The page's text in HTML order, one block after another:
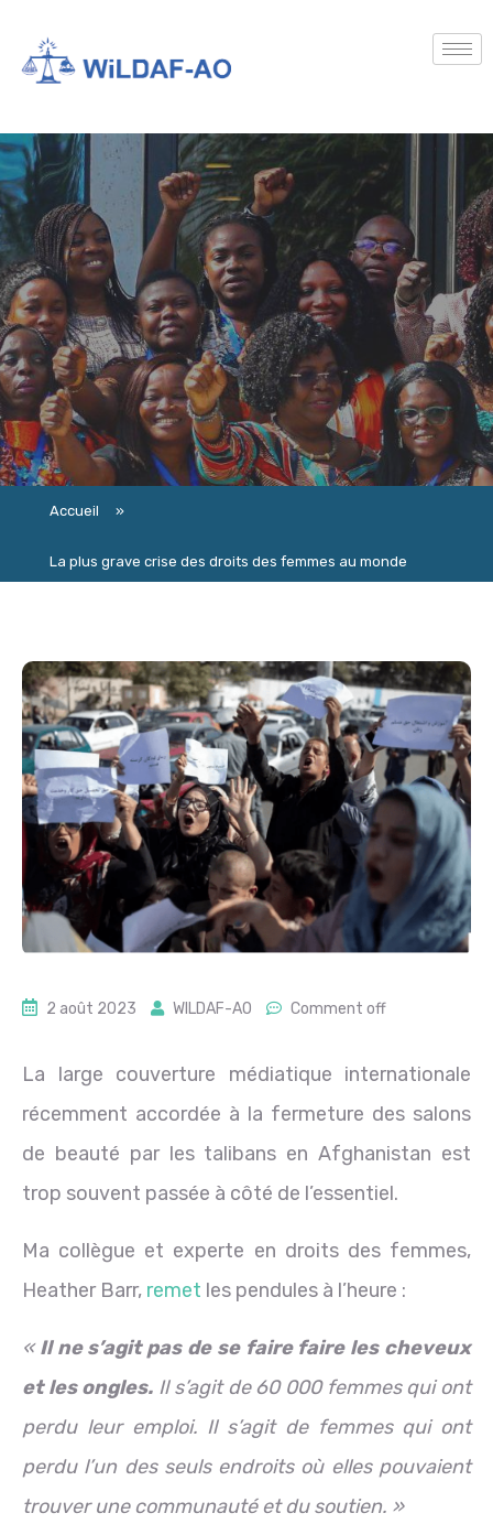
Accueil »
La plus grave crise des droits des femmes au monde
2 août 2023 WILDAF-AO Comment off
La large couverture médiatique internationale
récemment accordée à la fermeture des salons
de beauté par les talibans en Afghanistan est
trop souvent passée à côté de l’essentiel.
Ma collègue et experte en droits des femmes,
Heather Barr, remet les pendules à l’heure :
«Il ne s’agit pas de se faire faire les cheveux
et les ongles. Il s’agit de 60 000 femmes qui ont
perdu leur emploi. Il s’agit de femmes qui ont
perdu l’un des seuls endroits où elles pouvaient
trouver une communauté et du soutien. »